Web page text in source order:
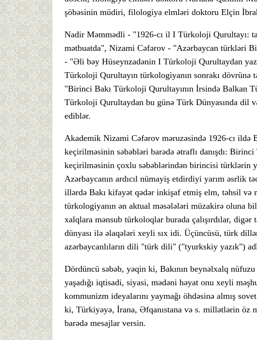
şöbəsinin müdiri, filologiya elmləri doktoru Elçin
Nadir Məmmədli - "1926-cı il I Türkoloji Qurultayı:
mətbuatda", Nizami Cəfərov - "Azərbaycan türkləri
- "Əli bəy Hüseynzadənin I Türkoloji Qurultaydan
Türkoloji Qurultayın türkologiyanın sonrakı dövrünə
"Birinci Bakı Türkoloji Qurultayının İrsində Balkan
Türkoloji Qurultaydan bu günə Türk Dünyasında dil
ediblər.
Akademik Nizami Cəfərov məruzəsində 1926-cı ildə
keçirilməsinin səbəbləri barədə ətraflı danışdı:
keçirilməsinin çoxlu səbəblərindən birincisi türklərin
Azərbaycanın ardıcıl nümayiş etdirdiyi yarım əsrlik
illərdə Bakı kifayət qədər inkişaf etmiş elm, təhsil və
türkologiyanın ən aktual məsələləri müzakirə oluna
xalqlara mənsub türkoloqlar burada çalışırdılar, digər
dünyası ilə əlaqələri xeyli sıx idi. Üçüncüsü, türk
azərbaycanlıların dili "türk dili" ("tyurkskiy yazık")
Dördüncü səbəb, yəqin ki, Bakının beynəlxalq
yaşadığı iqtisadi, siyasi, mədəni həyat onu xeyli
kommunizm ideyalarını yaymağı öhdəsinə almış
ki, Türkiyəyə, İrana, Əfqanıstana və s. millətlərin öz
barədə mesajlar versin.